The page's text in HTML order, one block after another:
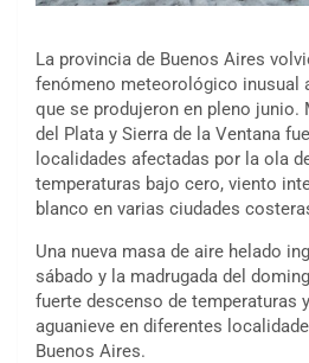
La provincia de Buenos Aires
fenómeno meteorológico inusual
que se produjeron en pleno junio.
del Plata y Sierra de la Ventana
localidades afectadas por la ola
temperaturas bajo cero, viento
blanco en varias ciudades
Una nueva masa de aire helado
sábado y la madrugada del
fuerte descenso de temperaturas
aguanieve en diferentes
Buenos Aires.